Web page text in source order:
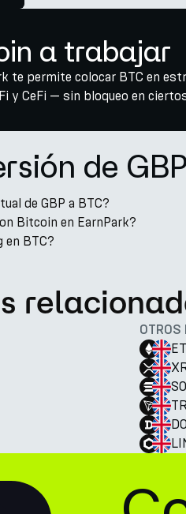
a trabajar
te permite colocar BTC en
y CeFi — sin bloqueo en
de
de GBP a BTC?
Bitcoin en EarnPark?
en BTC?
OTROS